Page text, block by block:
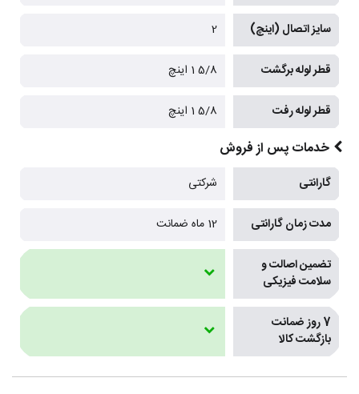
سایز اتصال (اینچ) 2
قطر لوله برگشت 5/8 1 اینچ
قطر لوله رفت 5/8 1 اینچ
خدمات پس از فروش
گارانتی شرکتی
مدت زمان گارانتی 12 ماه ضمانت
تضمین اصالت و
سلامت فیزیکی
7 روز ضمانت
بازگشت کالا